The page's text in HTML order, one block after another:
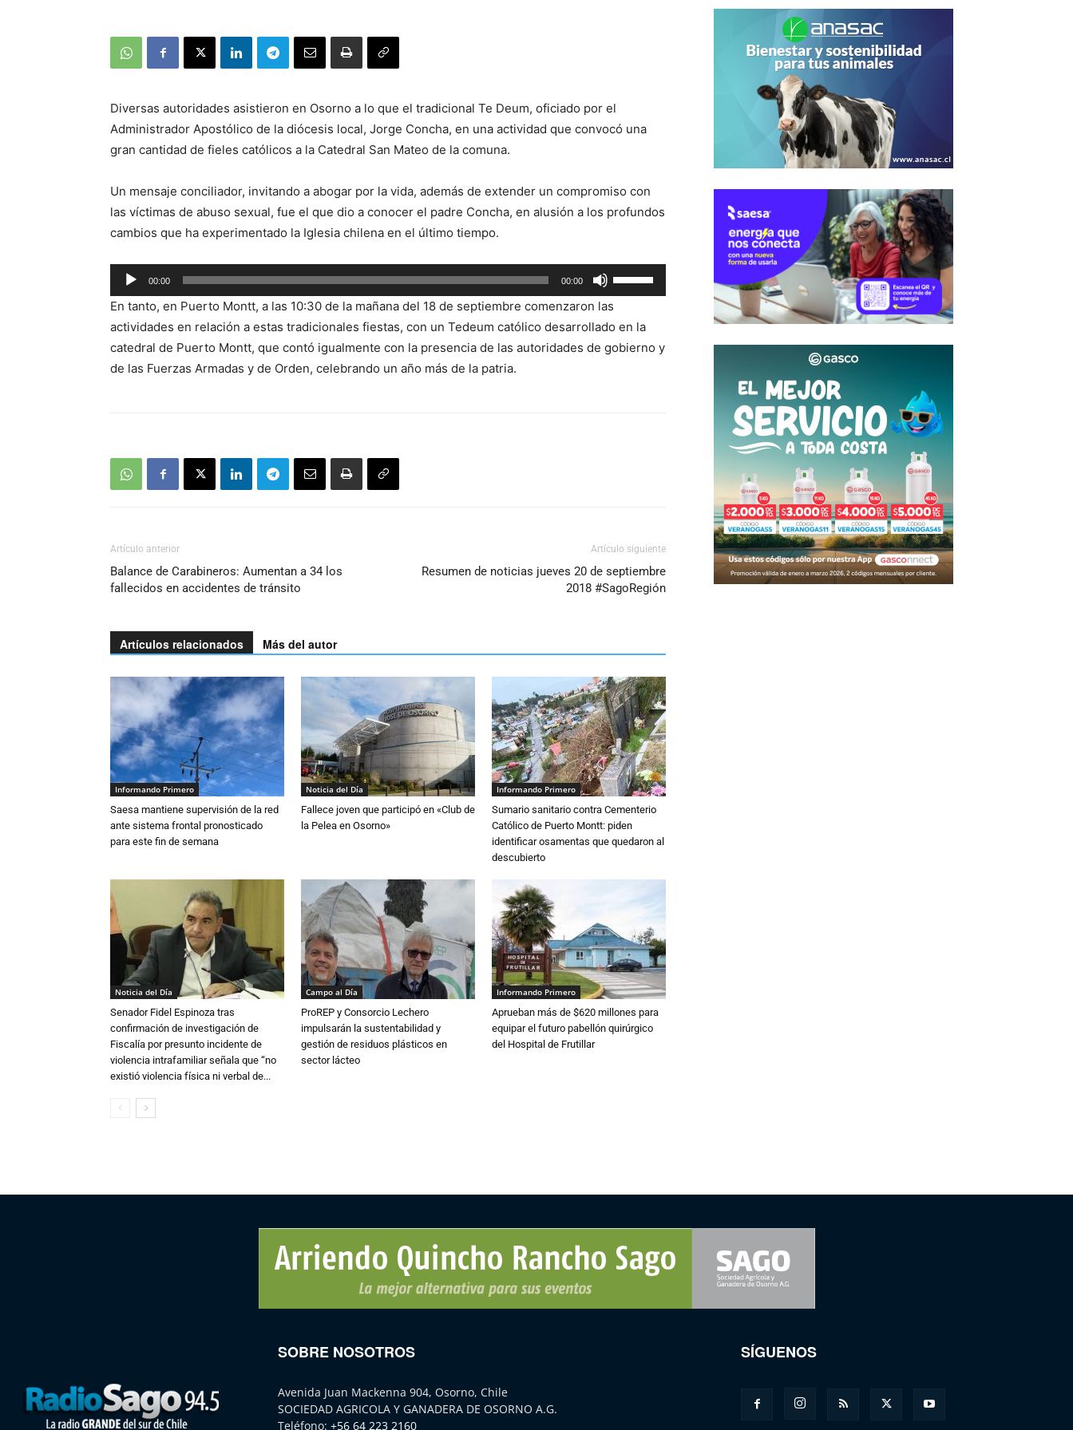
Diversas autoridades asistieron en Osorno a lo que el tradicional Te Deum, oficiado por el
Administrador Apostólico de la diócesis local, Jorge Concha, en una actividad que convocó una
gran cantidad de fieles católicos a la Catedral San Mateo de la comuna.
Un mensaje conciliador, invitando a abogar por la vida, además de extender un compromiso con
las víctimas de abuso sexual, fue el que dio a conocer el padre Concha, en alusión a los profundos
cambios que ha experimentado la Iglesia chilena en el último tiempo.
Reproductor
de
audio
00:00 00:00
las
teclas
de
flecha
En tanto, en Puerto Montt, a las 10:30 de la mañana del 18 de septiembre comenzaron las
actividades en relación a estas tradicionales fiestas, con un Tedeum católico desarrollado en la
catedral de Puerto Montt, que contó igualmente con la presencia de las autoridades de gobierno y
de las Fuerzas Armadas y de Orden, celebrando un año más de la patria.
Artículo anterior
Balance de Carabineros: Aumentan a 34 los
fallecidos en accidentes de tránsito
Artículo siguiente
Resumen de noticias jueves 20 de septiembre
2018 #SagoRegión
Artículos relacionados Más del autor
Informando Primero
Saesa mantiene supervisión de la red
ante sistema frontal pronosticado
para este fin de semana
Noticia del Día
Fallece joven que participó en «Club de
la Pelea en Osorno»
Informando Primero
Sumario sanitario contra Cementerio
Católico de Puerto Montt: piden
identificar osamentas que quedaron al
descubierto
Noticia del Día
Senador Fidel Espinoza tras
confirmación de investigación de
Fiscalía por presunto incidente de
violencia intrafamiliar señala que “no
existió violencia física ni verbal de...
Campo al Día
ProREP y Consorcio Lechero
impulsarán la sustentabilidad y
gestión de residuos plásticos en
sector lácteo
Informando Primero
Aprueban más de $620 millones para
equipar el futuro pabellón quirúrgico
del Hospital de Frutillar
SOBRE NOSOTROS
Avenida Juan Mackenna 904, Osorno, Chile
SOCIEDAD AGRICOLA Y GANADERA DE OSORNO A.G.
Teléfono: +56 64 223 2160
SÍGUENOS